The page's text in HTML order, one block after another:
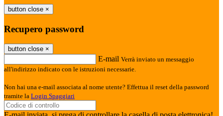
button close ×
Recupero password
button close ×
E-mail Verrà inviato un messaggio
all'indirizzo indicato con le istruzioni necessarie.
Non hai una e-mail associata al nome utente? Effettua il reset della password
tramite la Login Spaggiari